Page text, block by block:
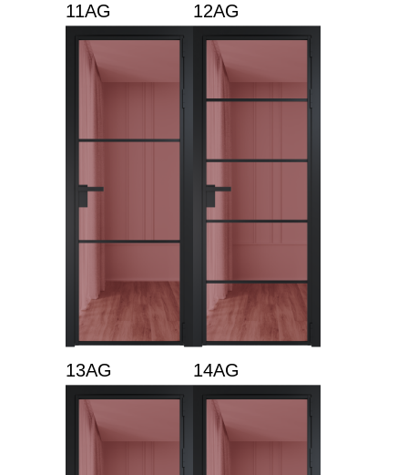
11AG 12AG
13AG 14AG